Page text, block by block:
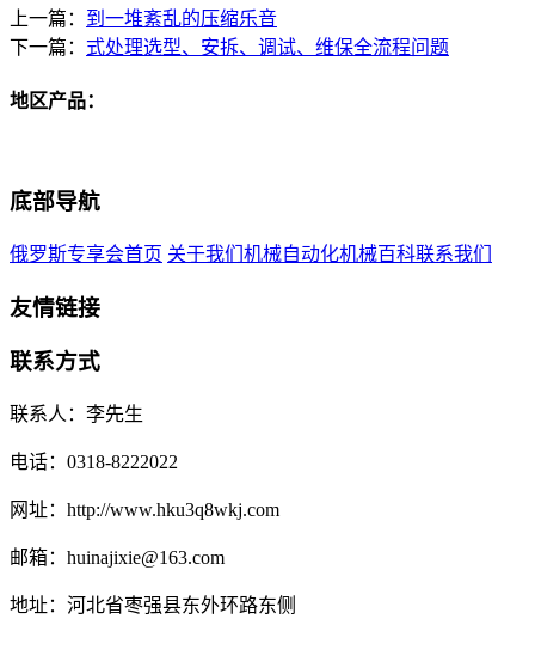
上一篇： 到一堆紊乱的压缩乐音
下一篇： 式处理选型、安拆、调试、维保全流程问题
地区产品：
底部导航
俄罗斯专享会首页 关于我们 机械自动化机械百科联系我们
友情链接
联系方式
联系人：李先生
电话：0318-8222022
网址：http://www.hku3q8wkj.com
邮箱：huinajixie@163.com
地址：河北省枣强县东外环路东侧